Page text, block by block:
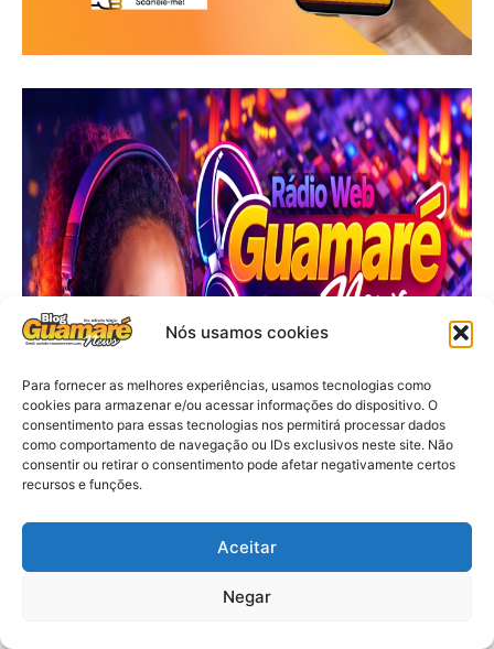
Nós usamos cookies
Para fornecer as melhores experiências, usamos tecnologias como
cookies para armazenar e/ou acessar informações do dispositivo. O
consentimento para essas tecnologias nos permitirá processar dados
como comportamento de navegação ou IDs exclusivos neste site. Não
consentir ou retirar o consentimento pode afetar negativamente certos
recursos e funções.
Aceitar
Negar